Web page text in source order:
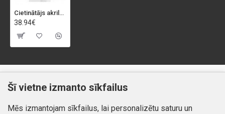
Cietinātājs akrilam E-253 UHS ultra ātrais 1ltr.(Urki Fly)
38.94€
Klientiem
Kontakti
Preču atgriešana
Piegāde un apmaksa
Atteikuma tiesības
Šī vietne izmanto sīkfailus
Mēs izmantojam sīkfailus, lai personalizētu saturu un